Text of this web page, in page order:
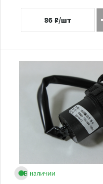
86 ₽/шт
В наличии